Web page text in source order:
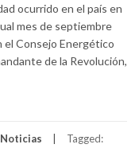
ocurrido en el país en
mes de septiembre
el Consejo Energético
de la Revolución,
Noticias Tagged: